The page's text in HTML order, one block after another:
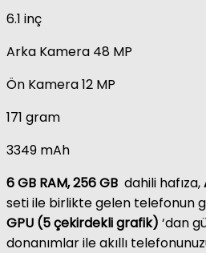
6.1 inç
Arka Kamera 48 MP
Ön Kamera12 MP
171 gram
3349 mAh
6 GB RAM,256 GB dahili hafıza,
seti ile birlikte gelen telefonun
GPU (5 çekirdekli grafik) ‘dan
donanımlar ile akıllı